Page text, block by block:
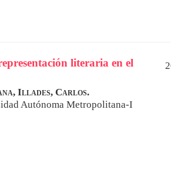
literaria en el
Illades, Carlos.
Autónoma Metropolitana-I